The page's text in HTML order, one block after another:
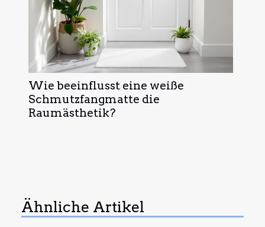
Wie beeinflusst eine weiße
Schmutzfangmatte die
Raumästhetik?
Ähnliche Artikel